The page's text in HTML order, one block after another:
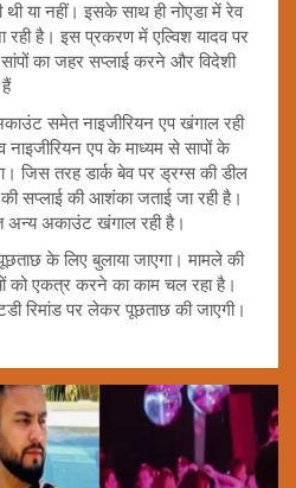
या नहीं। इसके साथ ही नोएडा में रेव
रही है। इस प्रकरण में एल्विश यादव पर
सांपों का जहर सप्लाई करने और विदेशी
समेत नाइजीरियन एप खंगाल रही
एप के माध्यम से सापों के
जिस तरह डार्क बेव पर ड्रग्स की डील
सप्लाई की आशंका जताई जा रही है।
अन्य अकाउंट खंगाल रही है।
के लिए बुलाया जाएगा। मामले की
को एकत्र करने का काम चल रहा है।
रिमांड पर लेकर पूछताछ की जाएगी।